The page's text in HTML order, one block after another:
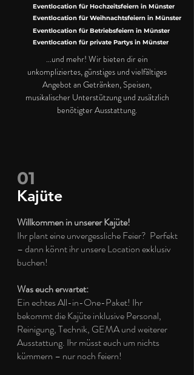
Eventlocation für Hochzeitsfeiern in Münster
Eventlocation für Weihnachtsfeiern in Münster
Eventlocation für Betriebsfeiern in Münster
Eventlocation für private Partys in Münster
...und mehr! Wir bieten dir ein
unkompliziertes, günstiges und vielfältiges
Angebot an Getränken, Speisen,
musikalischer Unterstützung und zusätzlich
benötigter Ausstattung.
01
Kajüte
Willkommen in unserer Kajüte!
Ihr plant eine unvergessliche Feier? Perfekt
– dann könnt ihr unsere Location exklusiv
buchen!
Was euch erwartet:
Ein echtes All-in-One-Paket! Ihr
bekommt die Kajüte inklusive Personal,
Reinigung, Technik, GEMA und weiterer
Ausstattung. Ihr müsst euch um nichts
kümmern – nur noch feiern!